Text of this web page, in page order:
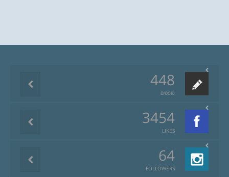
448
פוסטים
3454
LIKES
64
FOLLOWERS